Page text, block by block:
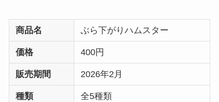
商品名 ぶら下がりハムスター
価格 400円
販売期間 2026年2月
種類 全5種類